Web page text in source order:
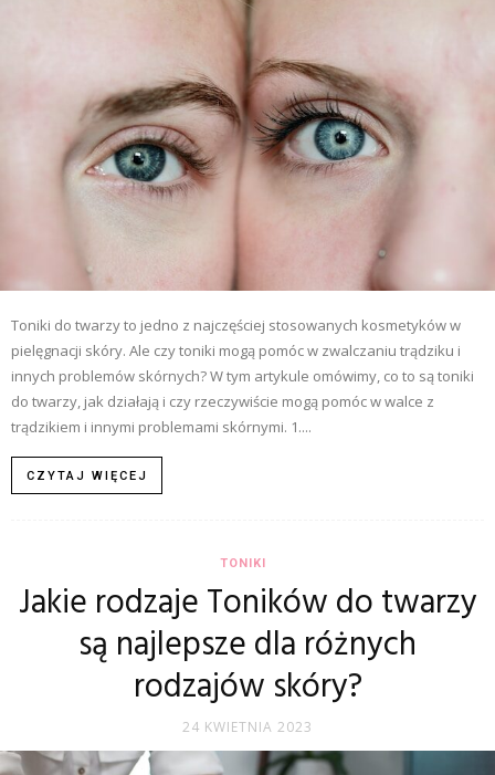
Toniki do twarzy to jedno z najczęściej stosowanych kosmetyków w
pielęgnacji skóry. Ale czy toniki mogą pomóc w zwalczaniu trądziku i
innych problemów skórnych? W tym artykule omówimy, co to są toniki
do twarzy, jak działają i czy rzeczywiście mogą pomóc w walce z
trądzikiem i innymi problemami skórnymi. 1....
CZYTAJ WIĘCEJ
TONIKI
Jakie rodzaje Toników do twarzy
są najlepsze dla różnych
rodzajów skóry?
24 KWIETNIA 2023